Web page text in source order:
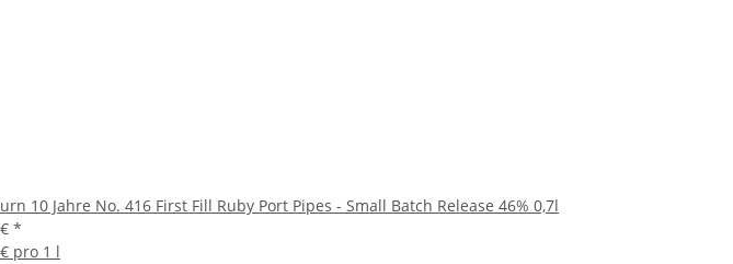
10 Jahre No. 416 First Fill Ruby Port Pipes - Small Batch Release 46% 0,7l
*
pro 1 l